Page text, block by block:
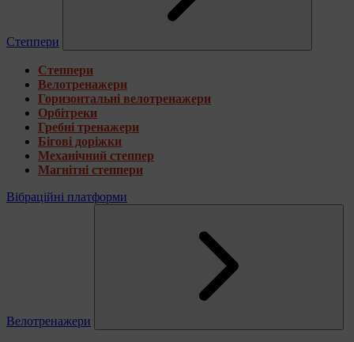
Степпери
Степпери
Велотренажери
Горизонтальні велотренажери
Орбітреки
Гребні тренажери
Бігові доріжки
Механічний степпер
Магнітні степпери
Вібраційні платформи
Велотренажери